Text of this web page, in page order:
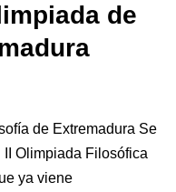
de
de Extremadura Se
Olimpiada Filosófica
ya viene